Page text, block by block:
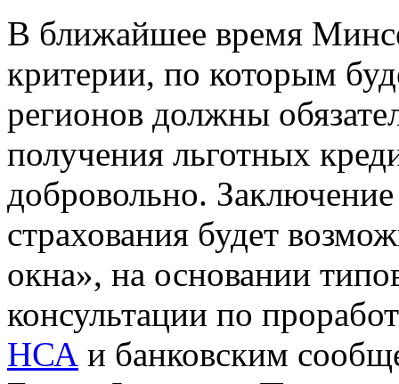
В ближайшее время
критерии, по которым
регионов должны
получения льготных
добровольно.
страхования будет
окна», на основании
консультации по
НСА и банковским